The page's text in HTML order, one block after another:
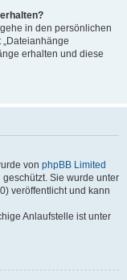
in den persönlichen
„Dateianhänge
erhalten und diese
von phpBB Limited
Sie wurde unter
veröffentlicht und kann
Anlaufstelle ist unter